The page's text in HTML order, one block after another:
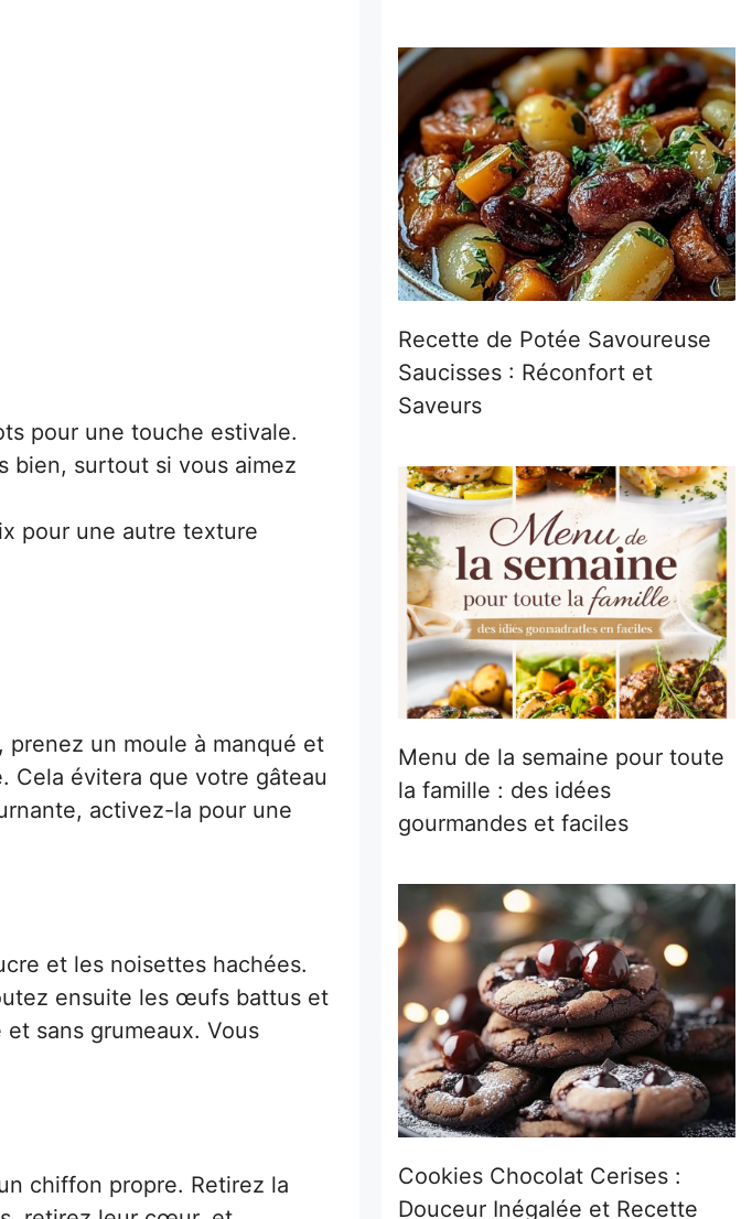
pour une touche estivale.
bien, surtout si vous aimez
pour une autre texture
prenez un moule à manqué et
Cela évitera que votre gâteau
activez-la pour une
et les noisettes hachées.
ensuite les œufs battus et
sans grumeaux. Vous
chiffon propre. Retirez la
Recette de Potée Savoureuse
Saucisses : Réconfort et
Saveurs
Menu de la semaine pour toute
la famille : des idées
gourmandes et faciles
Cookies Chocolat Cerises :
Douceur Inégalée et Recette